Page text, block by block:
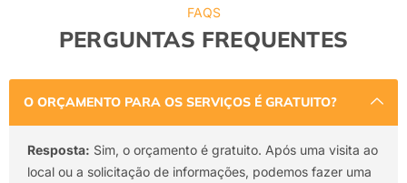
FAQS
PERGUNTAS FREQUENTES
O ORÇAMENTO PARA OS SERVIÇOS É GRATUITO?
Resposta: Sim, o orçamento é gratuito. Após uma visita ao
local ou a solicitação de informações, podemos fazer uma